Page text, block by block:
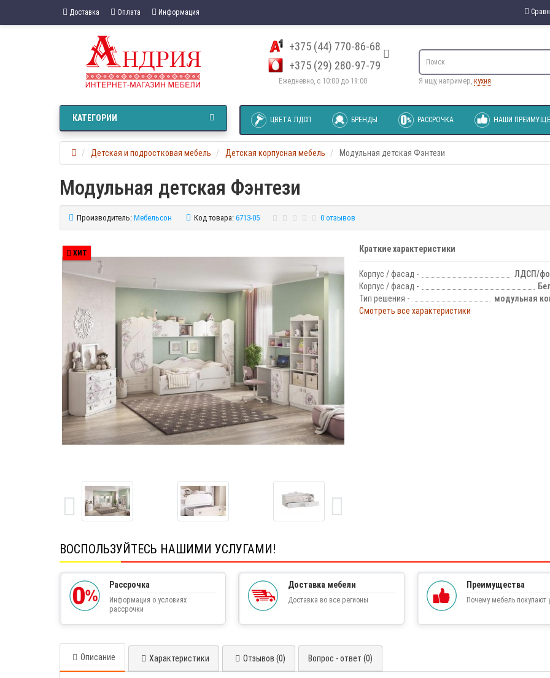
Доставка Оплата Информация
+375 (44) 770-86-68
+375 (29) 280-97-79
Ежедневно, с 10:00 до 19:00 Я ищу, например, кухня
ЦВЕТА ЛДСП БРЕНДЫ РАССРОЧКА НАШИ
КАТЕГОРИИ
Детская и подростковая мебель Детская корпусная мебель Модульная детская Фэнтези
Модульная детская Фэнтези
Производитель: Мебельсон Код товара: 6713-05 0 отзывов
ХИТ Краткие характеристики
Корпус / фасад -
ЛДСП/
Корпус / фасад -
Тип решения -
модульная
Смотреть все характеристики
ВОСПОЛЬЗУЙТЕСЬ НАШИМИ УСЛУГАМИ!
Рассрочка
Информация о условиях
рассрочки
Доставка мебели
Доставка во все регионы
Преимущества
Почему мебель покупают
Описание Характеристики Отзывов (0) Вопрос - ответ (0)